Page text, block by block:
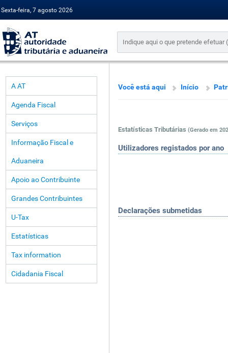
Sexta-feira, 7 agosto 2026
A AT
Agenda Fiscal
Serviços
Informação Fiscal e
Aduaneira
Apoio ao Contribuinte
Grandes Contribuintes
U-Tax
Estatísticas
Tax information
Cidadania Fiscal
Você está aqui Início
Estatísticas Tributárias (Gerado em
Utilizadores registados por ano
Declarações submetidas